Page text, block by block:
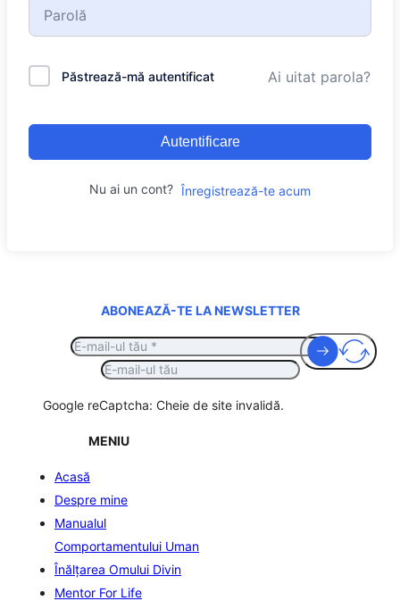
Păstrează-mă autentificat Ai uitat parola?
Autentificare
Nu ai un cont? Înregistrează-te acum
ABONEAZĂ-TE LA NEWSLETTER
Google reCaptcha: Cheie de site invalidă.
MENIU
Acasă
Despre mine
Manualul
Comportamentului Uman
Înălţarea Omului Divin
Mentor For Life